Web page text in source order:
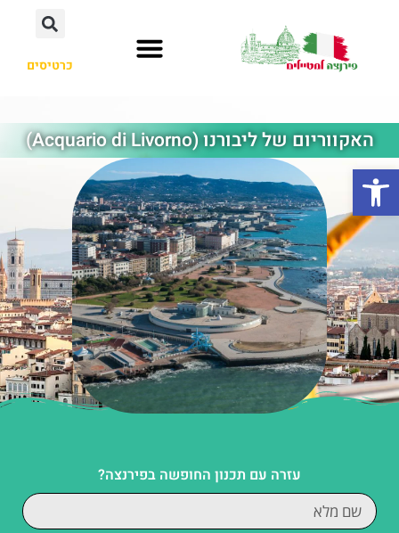
כרטיסים
האקווריום של ליבורנו (Acquario di Livorno)
עזרה עם תכנון החופשה בפירנצה?
פתח סרגל נגישות